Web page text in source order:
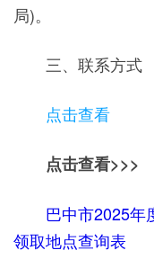
局)。
三、联系方式
点击查看
点击查看>>>
巴中市2025年
领取地点查询表